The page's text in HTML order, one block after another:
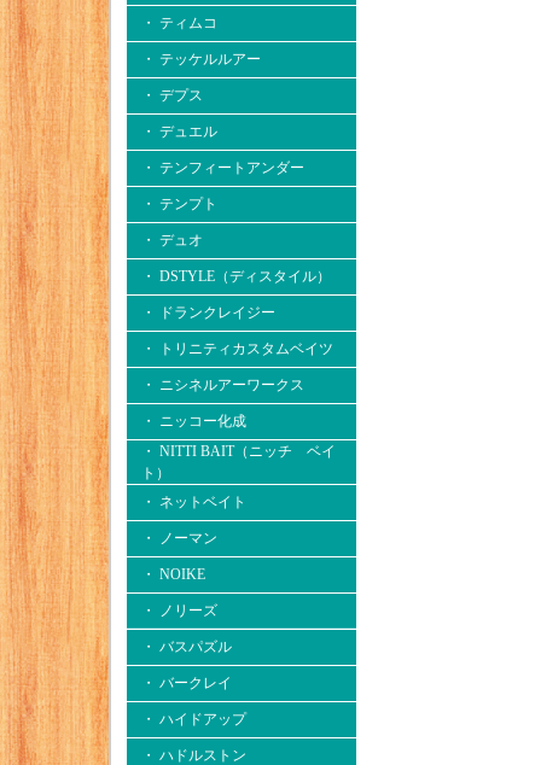
・ ティムコ
・ テッケルルアー
・ デプス
・ デュエル
・ テンフィートアンダー
・ テンプト
・ デュオ
・ DSTYLE（ディスタイル）
・ ドランクレイジー
・ トリニティカスタムベイツ
・ ニシネルアーワークス
・ ニッコー化成
・ NITTI BAIT（ニッチ ベイ
ト）
・ ネットベイト
・ ノーマン
・ NOIKE
・ ノリーズ
・ バスパズル
・ バークレイ
・ ハイドアップ
・ ハドルストン